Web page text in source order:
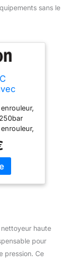
sans le
M22 x
de
d'acier.
haute
pour
pression. Ce